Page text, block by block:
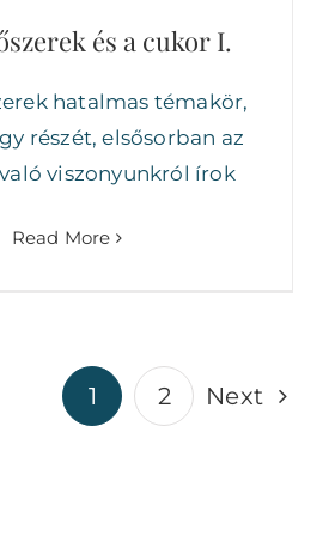
és a cukor I.
hatalmas témakör,
részét, elsősorban az
viszonyunkról írok
Read More
1 2 Next